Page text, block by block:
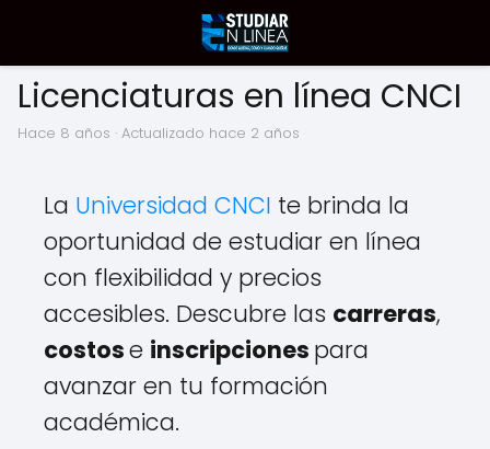
Licenciaturas en línea CNCI
hace 8 años · Actualizado hace 2 años
La Universidad CNCI te brinda la
oportunidad de estudiar en línea
con flexibilidad y precios
accesibles. Descubre las carreras,
costose inscripciones para
avanzar en tu formación
académica.